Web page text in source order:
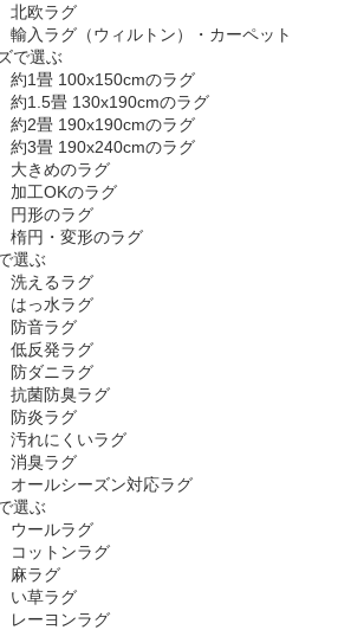
北欧ラグ
輸入ラグ（ウィルトン）・カーペット
で選ぶ
約1畳 100x150cmのラグ
約1.5畳 130x190cmのラグ
約2畳 190x190cmのラグ
約3畳 190x240cmのラグ
大きめのラグ
加工OKのラグ
円形のラグ
楕円・変形のラグ
選ぶ
洗えるラグ
はっ水ラグ
防音ラグ
低反発ラグ
防ダニラグ
抗菌防臭ラグ
防炎ラグ
汚れにくいラグ
消臭ラグ
オールシーズン対応ラグ
選ぶ
ウールラグ
コットンラグ
麻ラグ
い草ラグ
レーヨンラグ